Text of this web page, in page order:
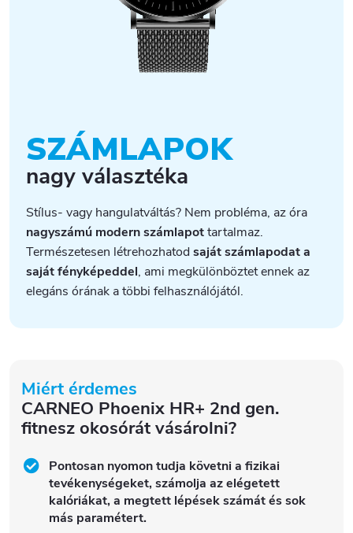
SZÁMLAPOK
nagy választéka
Stílus- vagy hangulatváltás? Nem probléma, az óra
nagyszámú modern számlapottartalmaz.
Természetesen létrehozhatodsaját számlapodat a
saját fényképeddel, ami megkülönböztet ennek az
elegáns órának a többi felhasználójától.
Miért érdemes
CARNEO Phoenix HR+ 2nd gen.
fitnesz okosórát vásárolni?
Pontosan nyomon tudja követni a fizikai
tevékenységeket, számolja az elégetett
kalóriákat, a megtett lépések számát és sok
más paramétert.